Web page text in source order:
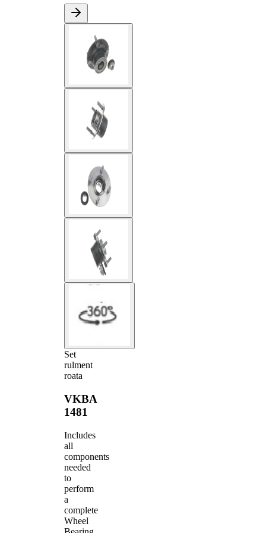
Set
rulment
roata
VKBA
1481
Includes
all
components
needed
to
perform
a
complete
Wheel